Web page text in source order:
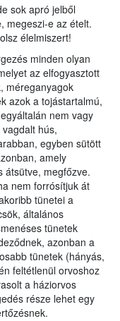
sok apró jelből
megeszi-e az ételt.
élelmiszert!
minden olyan
az elfogyasztott
méreganyagok
azok a tojástartalmú,
nem vagy
hús,
egyben sütött
amely
átsütve, megfőzve.
nem forrósítjuk át
tünetei a
általános
tünetek
azonban a
tünetek (hányás,
feltétlenül orvoshoz
a háziorvos
része lehet egy